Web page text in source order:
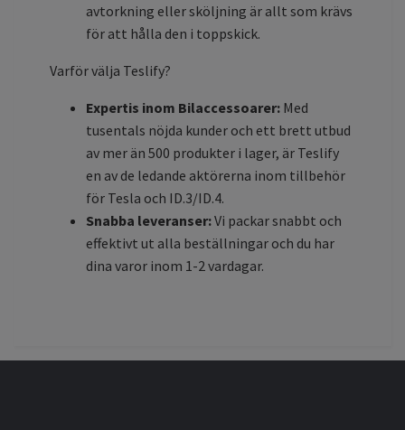
avtorkning eller sköljning är allt som krävs
för att hålla den i toppskick.
Varför välja Teslify?
Expertis inom Bilaccessoarer: Med
tusentals nöjda kunder och ett brett utbud
av mer än 500 produkter i lager, är Teslify
en av de ledande aktörerna inom tillbehör
för Tesla och ID.3/ID.4.
Snabba leveranser:Vi packar snabbt och
effektivt ut alla beställningar och du har
dina varor inom 1-2 vardagar.